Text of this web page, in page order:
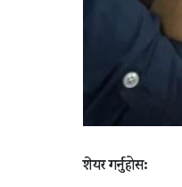
शेयर गर्नुहोस: